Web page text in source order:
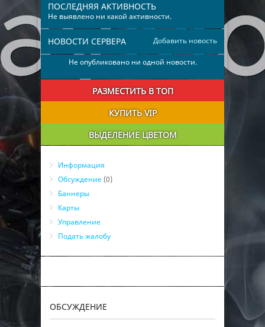
ПОСЛЕДНЯЯ АКТИВНОСТЬ
Не выявлено ни какой активности.
Добавить новость
НОВОСТИ СЕРВЕРА
Не опубликовано ни одной новости.
РАЗМЕСТИТЬ В ТОП
КУПИТЬ VIP
ВЫДЕЛЕНИЕ ЦВЕТОМ
Информация
Обсуждение (0)
Баннеры
Карты
Управление
Подать жалобу
ОБСУЖДЕНИЕ